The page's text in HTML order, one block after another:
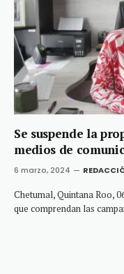
Se suspende la
medios de
6 marzo, 2024
Chetumal, Quintana Roo,
que comprendan las